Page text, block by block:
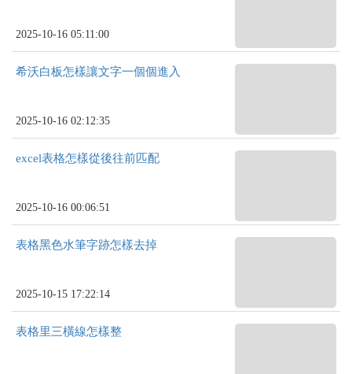
2025-10-16 05:11:00
希沃白板怎樣讓文字一個個進入
2025-10-16 02:12:35
excel表格怎樣從後往前匹配
2025-10-16 00:06:51
表格黑色水筆字跡怎樣去掉
2025-10-15 17:22:14
表格里三橫線怎樣整